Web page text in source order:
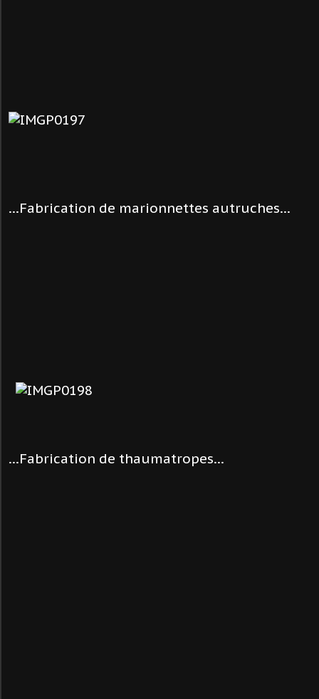
...Fabrication de marionnettes autruches...
...Fabrication de thaumatropes...